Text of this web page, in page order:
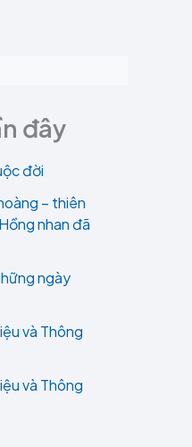
đây
đời
– thiên
nhan đã
ngày
và Thông
và Thông